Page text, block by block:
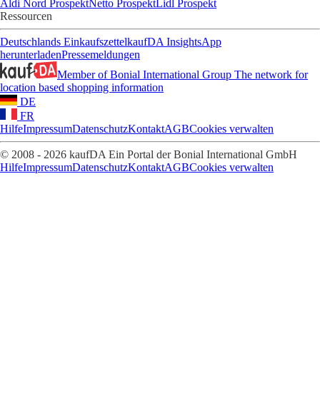
Aldi Nord ProspektNetto Prospekt Lidl Prospekt
Ressourcen
Deutschlands EinkaufszettelkaufDA InsightsApp
herunterladenPressemeldungen
Member of Bonial International Group The network for
location based shopping information
DE
FR
HilfeImpressumDatenschutzKontaktAGBCookies verwalten
© 2008 - 2026 kaufDA Ein Portal der Bonial International GmbH
HilfeImpressumDatenschutzKontaktAGBCookies verwalten